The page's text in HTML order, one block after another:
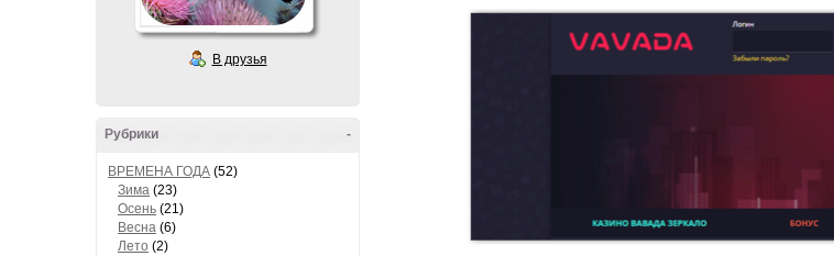
В друзья
-
Рубрики
ВРЕМЕНА ГОДА (52)
Зима (23)
Осень (21)
Весна (6)
Лето (2)